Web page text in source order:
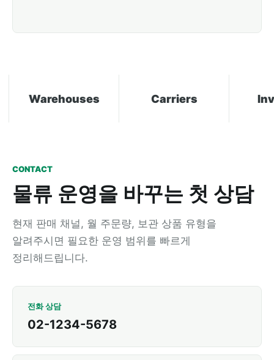
Warehouses Carriers
CONTACT
물류 운영을 바꾸는 첫 상담
현재 판매 채널, 월 주문량, 보관 상품 유형을
알려주시면 필요한 운영 범위를 빠르게
정리해드립니다.
전화 상담
02-1234-5678